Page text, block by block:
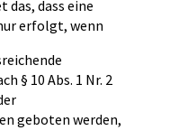
das, dass eine
erfolgt, wenn
§ 10 Abs. 1 Nr. 2
geboten werden,